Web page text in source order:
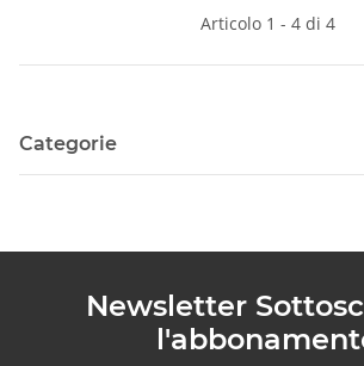
Articolo 1 - 4 di 4
Categorie
Newsletter